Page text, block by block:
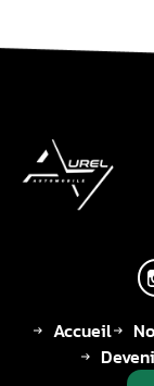
Accueil